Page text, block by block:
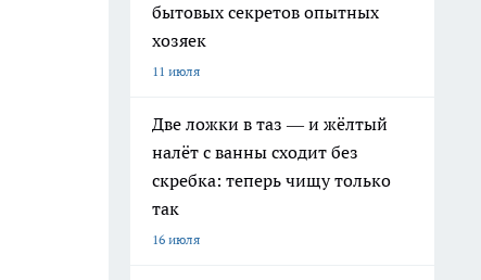
бытовых секретов опытных
хозяек
11 июля
Две ложки в таз — и жёлтый
налёт с ванны сходит без
скребка: теперь чищу только
так
16 июля